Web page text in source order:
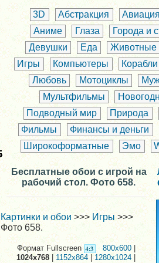
3D Абстракция
Аниме
Глаза
Города и
Девушки
Еда
Животные
Игры
Компьютеры
Корабли
Любовь
Мотоциклы
Мультфильмы
Подводный мир
Природа
Фильмы
Финансы и деньги
Широкоформатные
Эмо
Бесплатные обои с игрой на
рабочий стол. Фото 658.
Картинки и обои >>> Игры>>>
Фото 658.
Формат Fullscreen 800x600
1024x768
1152x864|1280x1024